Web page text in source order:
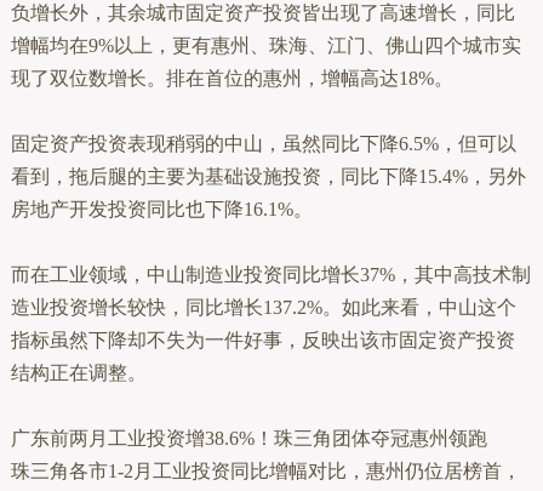
负增长外，其余城市固定资产投资皆出现了高速增长，同比
增幅均在9%以上，更有惠州、珠海、江门、佛山四个城市实
现了双位数增长。排在首位的惠州，增幅高达18%。
固定资产投资表现稍弱的中山，虽然同比下降6.5%，但可以
看到，拖后腿的主要为基础设施投资，同比下降15.4%，另外
房地产开发投资同比也下降16.1%。
而在工业领域，中山制造业投资同比增长37%，其中高技术制
造业投资增长较快，同比增长137.2%。如此来看，中山这个
指标虽然下降却不失为一件好事，反映出该市固定资产投资
结构正在调整。
广东前两月工业投资增38.6%！珠三角团体夺冠惠州领跑
珠三角各市1-2月工业投资同比增幅对比，惠州仍位居榜首，